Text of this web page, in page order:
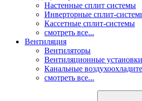
Настенные сплит системы
Инверторные сплит-
Кассетные сплит-системы
смотреть все...
Вентиляция
Вентиляторы
Вентиляционные установки
Канальные
смотреть все...